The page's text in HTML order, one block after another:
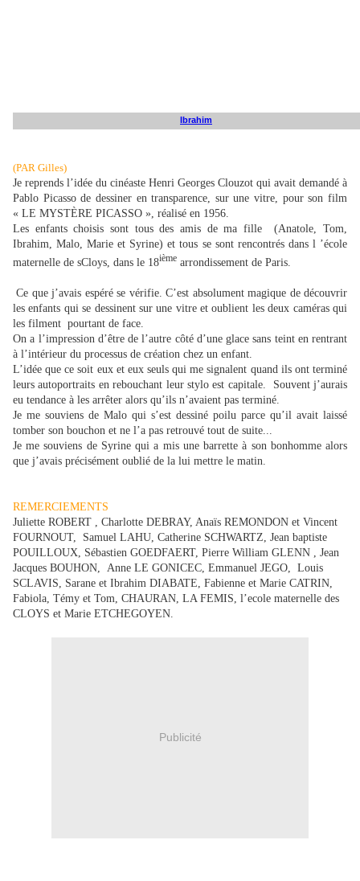
Ibrahim
(PAR Gilles)
Je reprends l’idée du cinéaste Henri Georges Clouzot qui avait demandé à
Pablo Picasso de dessiner en transparence, sur une vitre, pour son film
« LE MYSTÈRE PICASSO », réalisé en 1956.
Les enfants choisis sont tous des amis de ma fille (Anatole, Tom,
Ibrahim, Malo, Marie et Syrine) et tous se sont rencontrés dans l ’école
maternelle de sCloys, dans le 18ième arrondissement de Paris.
Ce que j’avais espéré se vérifie. C’est absolument magique de découvrir
les enfants qui se dessinent sur une vitre et oublient les deux caméras qui
les filment pourtant de face.
On a l’impression d’être de l’autre côté d’une glace sans teint en rentrant
à l’intérieur du processus de création chez un enfant.
L’idée que ce soit eux et eux seuls qui me signalent quand ils ont terminé
leurs autoportraits en rebouchant leur stylo est capitale.
Souvent j’aurais
eu tendance à les arrêter alors qu’ils n’avaient pas terminé.
Je me souviens de Malo qui s’est dessiné poilu parce qu’il avait laissé
tomber son bouchon et ne l’a pas retrouvé tout de suite...
Je me souviens de Syrine qui a mis une barrette à son bonhomme alors
que j’avais précisément oublié de la lui mettre le matin.
REMERCIEMENTS
Juliette ROBERT , Charlotte DEBRAY, Anaïs REMONDON et Vincent
FOURNOUT,
Samuel LAHU, Catherine SCHWARTZ, Jean baptiste
POUILLOUX, Sébastien GOEDFAERT, Pierre William GLENN , Jean
Jacques BOUHON,
Anne LE GONICEC, Emmanuel JEGO,
Louis
SCLAVIS, Sarane et Ibrahim DIABATE, Fabienne et Marie CATRIN,
Fabiola, Témy et Tom, CHAURAN, LA FEMIS, l’ecole maternelle des
CLOYS et Marie ETCHEGOYEN.
Publicité